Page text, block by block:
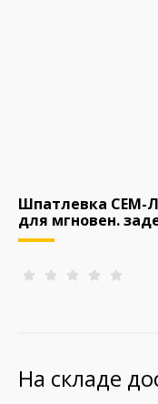
Шпатлевка СЕМ-
для мгновен.
На складе